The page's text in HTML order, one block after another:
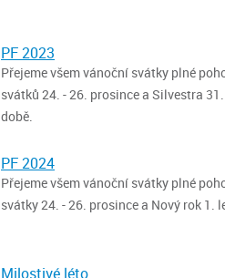
PF 2023
Přejeme všem vánoční svátky plné
svátků 24. - 26. prosince a Silvestra
době.
PF 2024
Přejeme všem vánoční svátky plné
svátky 24. - 26. prosince a Nový rok 1.
Milostivé léto